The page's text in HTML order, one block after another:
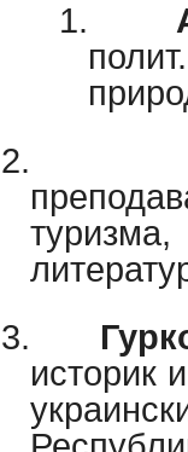
1.
2.
3.
историк